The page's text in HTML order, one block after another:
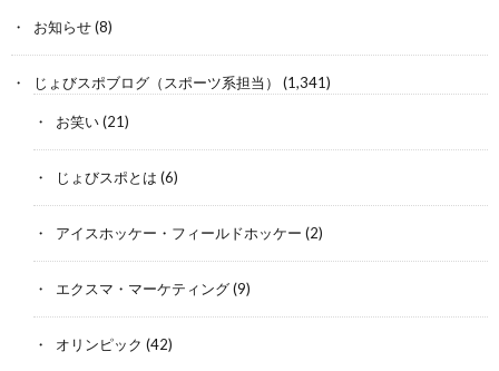
お知らせ(8)
じょびスポブログ（スポーツ系担当） (1,341)
お笑い(21)
じょびスポとは (6)
アイスホッケー・フィールドホッケー (2)
エクスマ・マーケティング(9)
オリンピック (42)